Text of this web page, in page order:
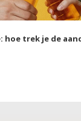
hoe trek je de